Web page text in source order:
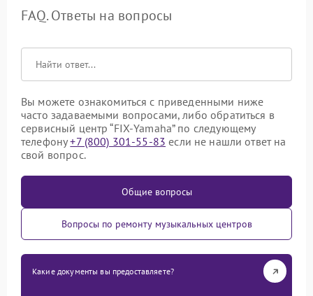
FAQ. Ответы на вопросы
Вы можете ознакомиться с приведенными ниже
часто задаваемыми вопросами, либо обратиться в
сервисный центр “FIX-Yamaha” по следующему
телефону+7 (800) 301-55-83 если не нашли ответ на
свой вопрос.
Общие вопросы
Вопросы по ремонту музыкальных центров
Какие документы вы предоставляете?